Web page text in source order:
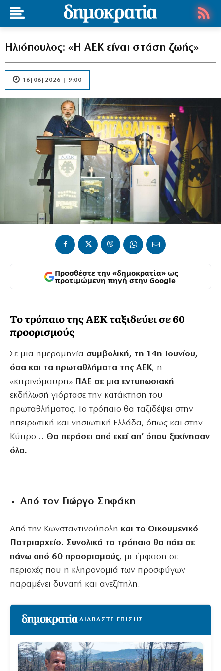
Ηλιόπουλος: «Η ΑΕΚ είναι στάση ζωής»
16|06|2026 | 9:00
Προσθέστε την «δημοκρατία» ως
προτιμώμενη πηγή στην Google
Το τρόπαιο της ΑΕΚ ταξιδεύει σε 60
προορισμούς
Σε μια ημερομηνία συμβολική, τη 14η Ιουνίου,
όσα και τα πρωταθλήματα της ΑΕΚ, η
«κιτρινόμαυρη» ΠΑΕ σε μια εντυπωσιακή
εκδήλωσή γιόρτασε την κατάκτηση του
πρωταθλήματος. Το τρόπαιο θα ταξιδέψει στην
ηπειρωτική και νησιωτική Ελλάδα, όπως και στην
Κύπρο… Θα περάσει από εκεί απ’ όπου ξεκίνησαν
όλα.
Από τον Γιώργο Σηφάκη
Από την Κωνσταντινούπολη και το Οικουμενικό
Πατριαρχείο. Συνολικά το τρόπαιο θα πάει σε
πάνω από 60 προορισμούς, με έμφαση σε
περιοχές που η κληρονομιά των προσφύγων
παραμένει δυνατή και ανεξίτηλη.
ΔΙΑΒΑΣΤΕ ΕΠΙΣΗΣ